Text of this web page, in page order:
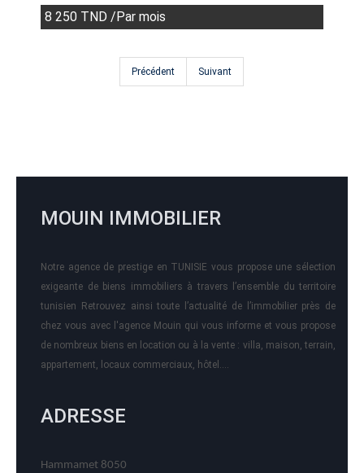
8 250 TND /Par mois
Précédent Suivant
MOUIN IMMOBILIER
Notre agence de prestige en TUNISIE vous propose une sélection
exigeante de biens immobiliers à travers l’ensemble du territoire
tunisien Retrouvez ainsi toute l’actualité de l’immobilier près de
chez vous avec l'agence Mouin qui vous informe et vous propose
de nombreux biens en location ou à la vente : villa, maison, terrain,
appartement, locaux commerciaux, hôtel….
ADRESSE
Hammamet 8050